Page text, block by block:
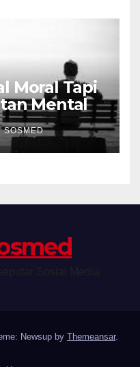
Moral Tapi
Mental
SOSMED
Newsup by Themeansar.